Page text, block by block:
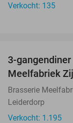
Verkocht: 135
3-
Meelfabriek
Brasserie
Leiderdorp
Verkocht: 1.195